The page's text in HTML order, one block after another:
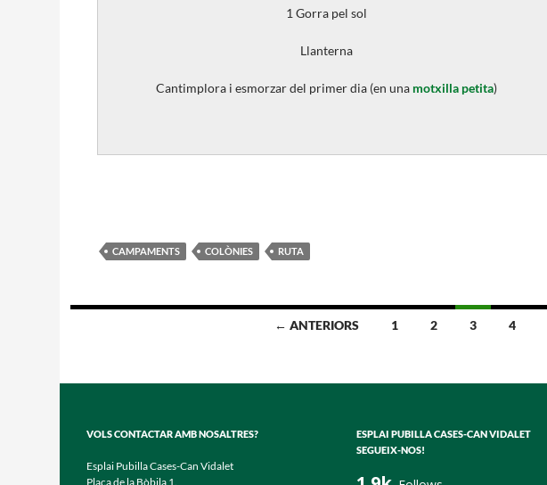
1 Gorra pel sol
Llanterna
Cantimplora i esmorzar del primer dia (en una motxilla petita)
CAMPAMENTS COLÒNIES RUTA
les
← ANTERIORS 1 2 3 4
VOLS CONTACTAR AMB NOSALTRES?
Esplai Pubilla Cases-Can Vidalet
Plaça de la Bòbila 1.
ESPLAI PUBILLA CASES-CAN VIDALET
SEGUEIX-NOS!